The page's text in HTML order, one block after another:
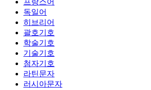
프랑스어
독일어
히브리어
괄호기호
학술기호
기술기호
첨자기호
라틴문자
러시아문자